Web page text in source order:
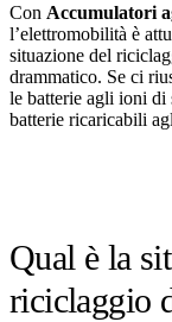
Con Accumulatori
l’elettromobilità è
situazione del
drammatico. Se ci
le batterie agli ioni di
batterie ricaricabili
Qual è la
riciclaggio